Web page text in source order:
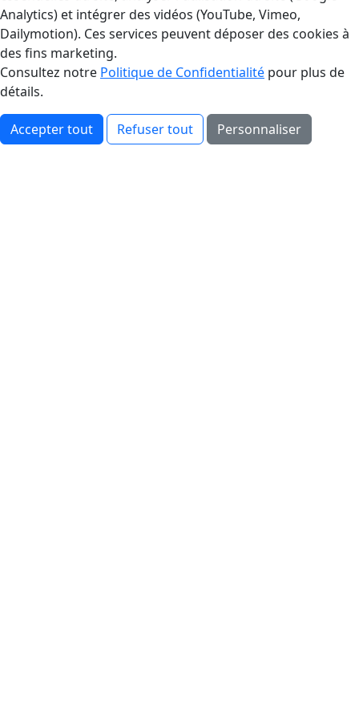
Analytics) et intégrer des vidéos (YouTube, Vimeo,
Dailymotion). Ces services peuvent déposer des cookies à
des fins marketing.
Consultez notre Politique de Confidentialité pour plus de
détails.
Accepter tout Refuser tout Personnaliser